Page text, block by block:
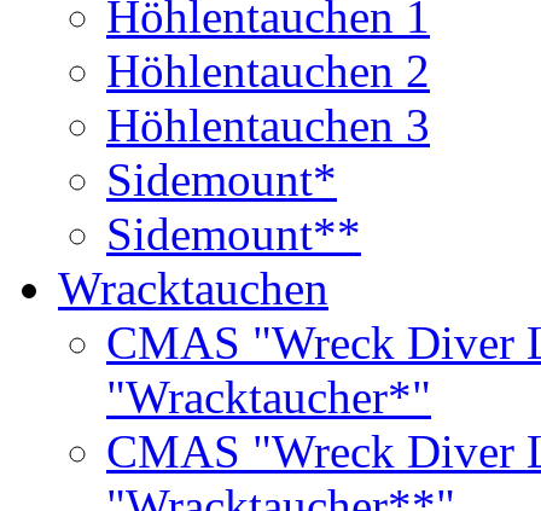
Höhlentauchen 1
Höhlentauchen 2
Höhlentauchen 3
Sidemount*
Sidemount**
Wracktauchen
CMAS "Wreck Diver
"Wracktaucher*"
CMAS "Wreck Diver